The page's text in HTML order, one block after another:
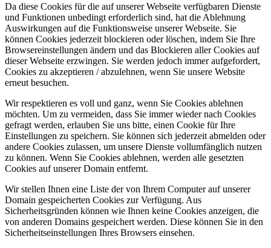
Da diese Cookies für die auf unserer Webseite verfügbaren Dienste
und Funktionen unbedingt erforderlich sind, hat die Ablehnung
Auswirkungen auf die Funktionsweise unserer Webseite. Sie
können Cookies jederzeit blockieren oder löschen, indem Sie Ihre
Browsereinstellungen ändern und das Blockieren aller Cookies auf
dieser Webseite erzwingen. Sie werden jedoch immer aufgefordert,
Cookies zu akzeptieren / abzulehnen, wenn Sie unsere Website
erneut besuchen.
Wir respektieren es voll und ganz, wenn Sie Cookies ablehnen
möchten. Um zu vermeiden, dass Sie immer wieder nach Cookies
gefragt werden, erlauben Sie uns bitte, einen Cookie für Ihre
Einstellungen zu speichern. Sie können sich jederzeit abmelden oder
andere Cookies zulassen, um unsere Dienste vollumfänglich nutzen
zu können. Wenn Sie Cookies ablehnen, werden alle gesetzten
Cookies auf unserer Domain entfernt.
Wir stellen Ihnen eine Liste der von Ihrem Computer auf unserer
Domain gespeicherten Cookies zur Verfügung. Aus
Sicherheitsgründen können wie Ihnen keine Cookies anzeigen, die
von anderen Domains gespeichert werden. Diese können Sie in den
Sicherheitseinstellungen Ihres Browsers einsehen.